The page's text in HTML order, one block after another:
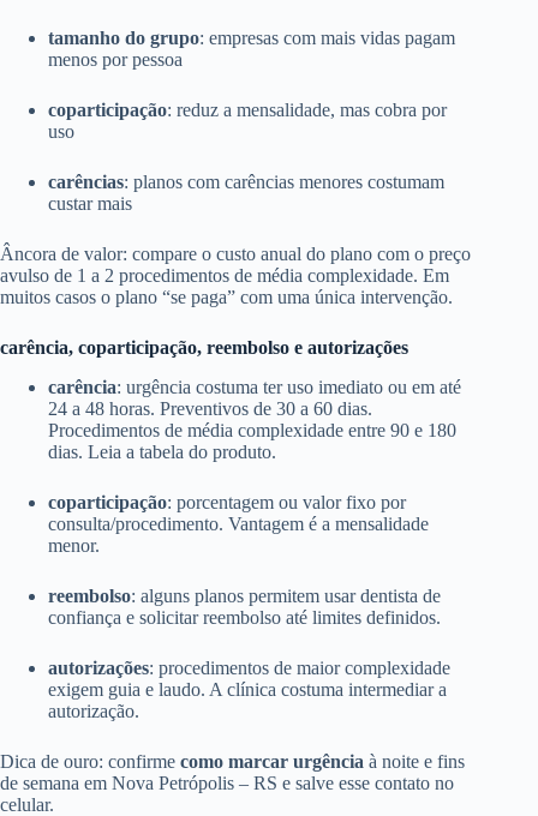
tamanho do grupo: empresas com mais vidas pagam
menos por pessoa
coparticipação: reduz a mensalidade, mas cobra por
uso
carências: planos com carências menores costumam
custar mais
Âncora de valor: compare o custo anual do plano com o preço
avulso de 1 a 2 procedimentos de média complexidade. Em
muitos casos o plano “se paga” com uma única intervenção.
carência, coparticipação, reembolso e autorizações
carência: urgência costuma ter uso imediato ou em até
24 a 48 horas. Preventivos de 30 a 60 dias.
Procedimentos de média complexidade entre 90 e 180
dias. Leia a tabela do produto.
coparticipação: porcentagem ou valor fixo por
consulta/procedimento. Vantagem é a mensalidade
menor.
reembolso: alguns planos permitem usar dentista de
confiança e solicitar reembolso até limites definidos.
autorizações: procedimentos de maior complexidade
exigem guia e laudo. A clínica costuma intermediar a
autorização.
Dica de ouro: confirme como marcar urgência à noite e fins
de semana em Nova Petrópolis – RS e salve esse contato no
celular.